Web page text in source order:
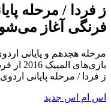
ز فردا / مرحله
فرنگی آغاز
مرحله هجدهم و پایانی
بازی‌های المپیک 2016 از فردا (30 تیرماه) آغاز می‌شود.
ز فردا / مرحله پایانی
اس ام اس جدید